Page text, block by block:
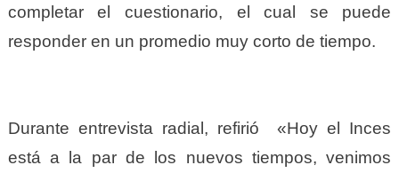
completar el cuestionario, el cual se puede
responder en un promedio muy corto de tiempo.
Durante entrevista radial, refirió
«Hoy el Inces
está a la par de los nuevos tiempos, venimos